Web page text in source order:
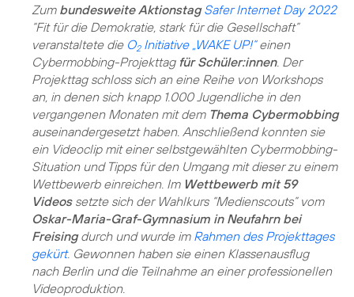
Zum bundesweite Aktionstag Safer Internet Day 2022
“Fit für die Demokratie, stark für die Gesellschaft”
veranstaltete die O2Initiative „WAKE UP!“einen
Cybermobbing-Projekttag für Schüler:innen. Der
Projekttag schloss sich an eine Reihe von Workshops
an, in denen sich knapp 1.000 Jugendliche in den
vergangenen Monaten mit dem Thema Cybermobbing
auseinandergesetzt haben. Anschließend konnten sie
ein Videoclip mit einer selbstgewählten Cybermobbing-
Situation und Tipps für den Umgang mit dieser zu einem
Wettbewerb einreichen. Im Wettbewerb mit 59
Videossetzte sich der Wahlkurs “Medienscouts” vom
Oskar-Maria-Graf-Gymnasium in Neufahrn bei
Freisingdurch und wurde im Rahmen des Projekttages
gekürt. Gewonnen haben sie einen Klassenausflug
nach Berlin und die Teilnahme an einer professionellen
Videoproduktion.